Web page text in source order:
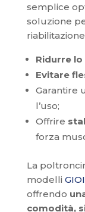
semplice
soluzione
Ridurre
Evitare
Garantire
l’uso;
Offrire
forza
La
modelli
offrendo
comodità,